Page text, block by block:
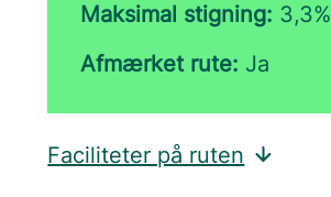
Maksimal stigning: 3,3%
Afmærket rute: Ja
Faciliteter på ruten